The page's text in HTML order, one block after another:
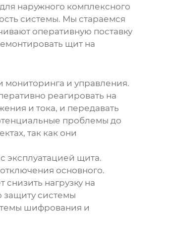
наружного комплексного
системы. Мы стараемся
оперативную поставку
щит на
мониторинга и управления.
реагировать на
и тока, и передавать
проблемы до
так как они
эксплуатацией щита.
основного.
нагрузку на
защиту системы
шифрования и